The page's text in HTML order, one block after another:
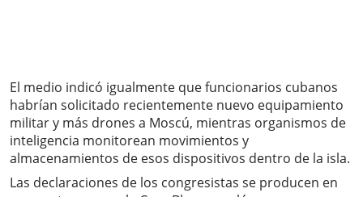
El medio indicó igualmente que funcionarios cubanos
habrían solicitado recientemente nuevo equipamiento
militar y más drones a Moscú, mientras organismos de
inteligencia monitorean movimientos y
almacenamientos de esos dispositivos dentro de la isla.
Las declaraciones de los congresistas se producen en